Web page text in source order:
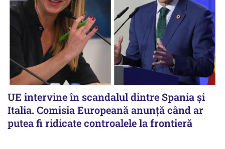
UE intervine în scandalul dintre Spania și
Italia. Comisia Europeană anunță când ar
putea fi ridicate controalele la frontieră